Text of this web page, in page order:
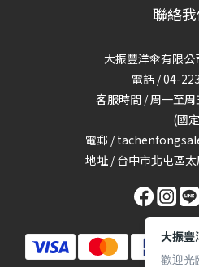
聯絡
大振豐洋傘有限公
電話 / 04-
客服時間 / 周一至
(國定假
電郵 /
地址 / 台中市北屯區
大振豐
歡迎光